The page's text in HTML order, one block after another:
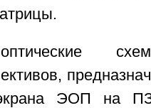
ЭОП на